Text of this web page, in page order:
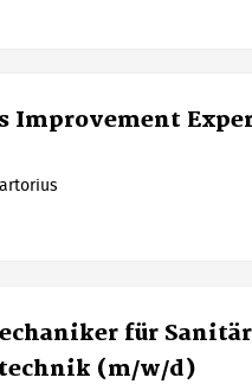
Improvement
für
(m/w/d)